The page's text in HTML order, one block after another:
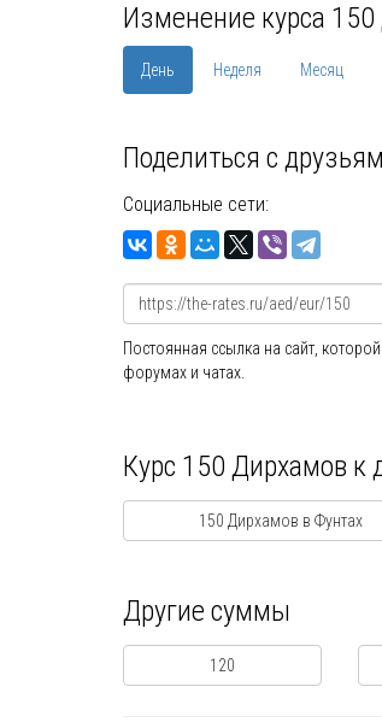
Изменение курса
День Неделя Месяц
Поделиться с
Социальные сети:
Постоянная ссылка на сайт,
форумах и чатах.
Курс 150 Дирхамов к
150 Дирхамов в Фунтах
Другие суммы
120